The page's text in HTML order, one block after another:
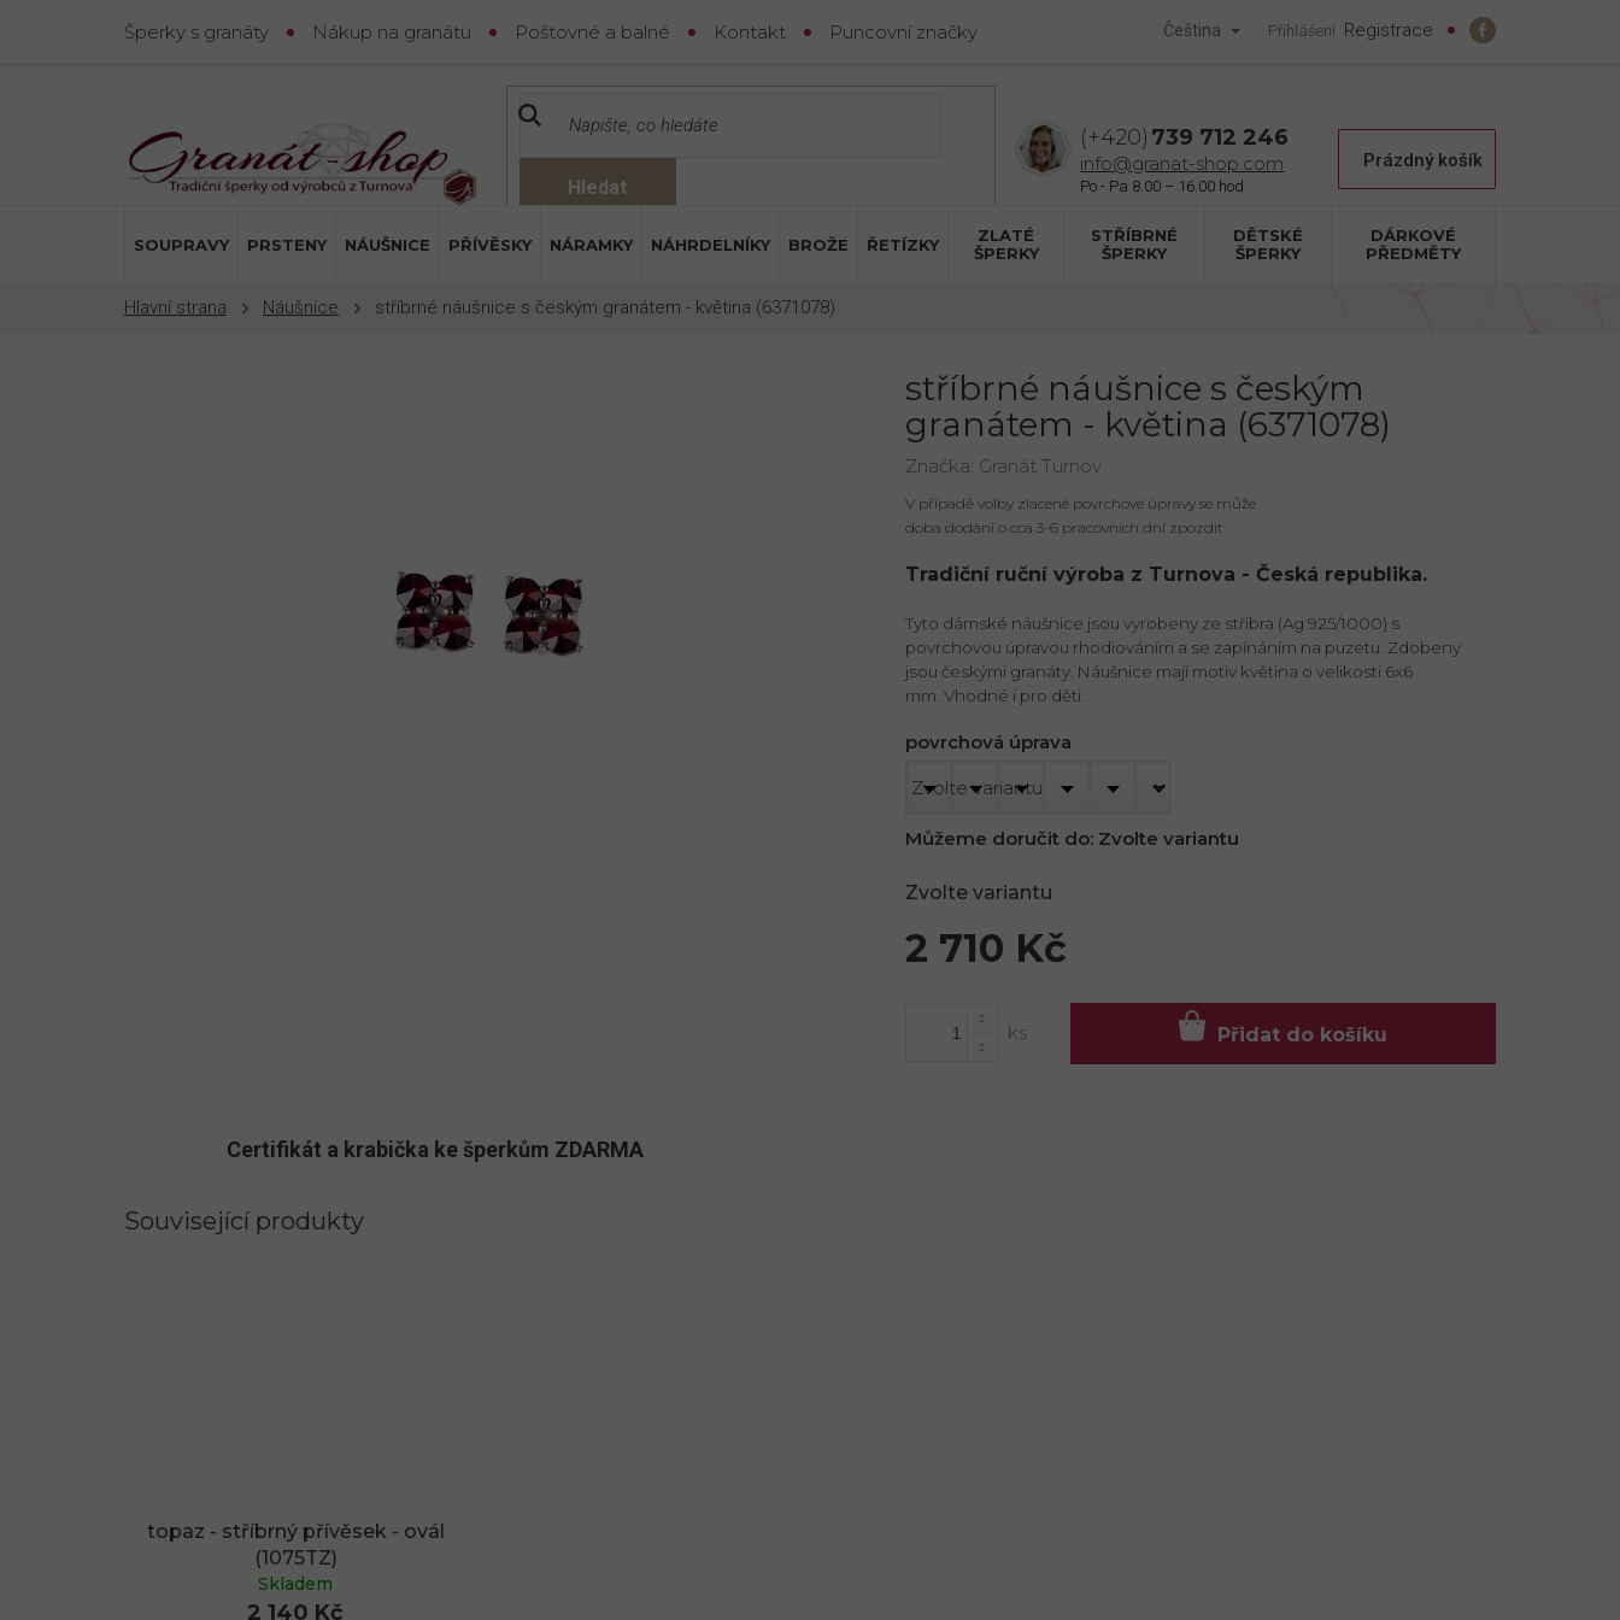
Šperky s granáty Nákup na granátu Poštovné a balné Kontakt Puncovní značky Čeština Přihlášení Registrace
Hledat
739 712 246
info@granat-shop.com Nákupní
Prázdný košík
SOUPRAVY PRSTENY NÁUŠNICE PŘÍVĚSKY NÁRAMKY NÁHRDELNÍKY BROŽE ŘETÍZKY
ZLATÉ
ŠPERKY
STŘÍBRNÉ
ŠPERKY
DĚTSKÉ
ŠPERKY
DÁRKOVÉ
PŘEDMĚTY
Náušnice stříbrné náušnice s českým granátem - květina (6371078)
stříbrné náušnice s českým
granátem - květina (6371078)
Značka: Granát Turnov
2 710 Kč
Zvolte variantu
povrchová úprava
Můžeme doručit do: Zvolte variantu
Přidat do košíku
V případě volby zlacené povrchové úpravy se může
doba dodání o cca 3-6 pracovních dní zpozdit.
Tradiční ruční výroba z Turnova - Česká republika.
Tyto dámské náušnice jsou vyrobeny ze stříbra (Ag 925/1000) s
povrchovou úpravou rhodiováním a se zapínáním na puzetu. Zdobeny
jsou českými granáty. Náušnice mají motiv květina o velikosti 6x6
mm. Vhodné i pro děti.
Certifikát a krabička ke šperkům ZDARMA
Související produkty
topaz - stříbrný přívěsek - ovál
(1075TZ)
Skladem
2 140 Kč